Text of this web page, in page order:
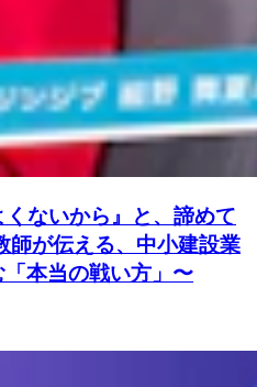
くないから』と、諦めて
師が伝える、中小建設業
本当の戦い方」〜